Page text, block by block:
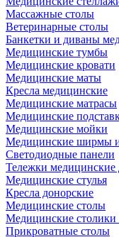
Массажные столы
Ветеринарные столы
Банкетки и диваны
Медицинские тумбы
Медицинские кровати
Медицинские маты
Кресла медицинские
Медицинские матрасы
Медицинские
Медицинские мойки
Медицинские ширмы
Светодиодные панели
Тележки медицинские
Медицинские стулья
Кресла донорские
Медицинские столы
Медицинские столики
Прикроватные столы